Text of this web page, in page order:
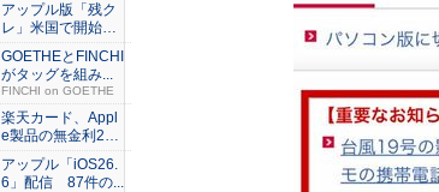
アップル版「残ク
レ」米国で開始 i
Pho...
GOETHEとFINCHI
がタッグを組み...
FINCHI on GOETHE
楽天カード、Appl
e製品の無金利24
回...
アップル「iOS26.
6」配信 87件の...